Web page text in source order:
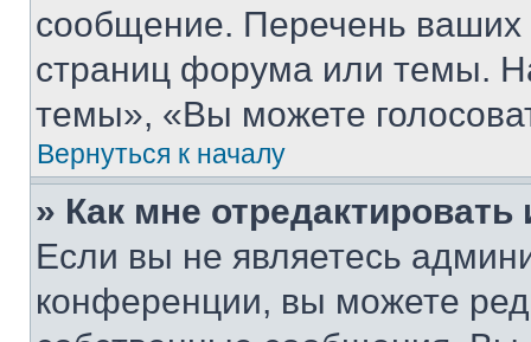
сообщение. Перечень ваших
страниц форума или темы.
темы», «Вы можете
Вернуться к началу
» Как мне
Если вы не являетесь
конференции, вы можете